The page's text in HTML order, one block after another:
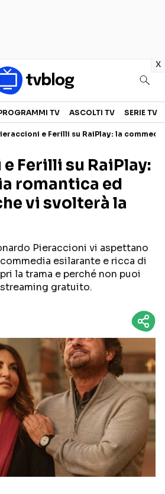
x
SERIE TV
REALITY SHOW
FICTION
MEDIASET INFINITY
INTERVISTE
RUBRICHE
TV ASCOLTI TV SERIE TV
e Ferilli su RaiPlay: la
Ferilli su RaiPlay:
romantica ed
vi svolterà la
Pieraccioni vi aspettano
esilarante e ricca di
la trama e perché non puoi
gratuito.